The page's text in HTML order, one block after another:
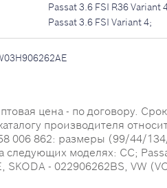
Passat 3.6 FSI R36 Variant
Passat 3.6 FSI Variant 4;
цена - по договору.
производителя
006 862: размеры (99/44/
моделях: CC;
- 022906262BS, VW